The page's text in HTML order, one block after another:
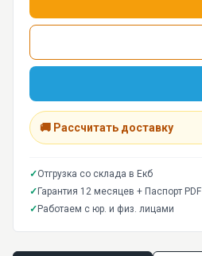
🚚 Рассчитать доставку
✓Отгрузка со склада в Екб
✓ Гарантия 12 месяцев + Паспорт PDF
✓ Работаем с юр. и физ. лицами